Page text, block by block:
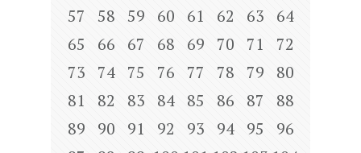
57
58 59 60 61 62 63
64
65
66 67 68 69 70 71
72
73
74 75 76 77 78 79
80
81
82 83 84 85 86 87
88
89
90 91 92 93 94 95
96